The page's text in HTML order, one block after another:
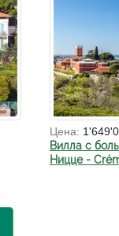
Цена:
Вилла с
Ницце -